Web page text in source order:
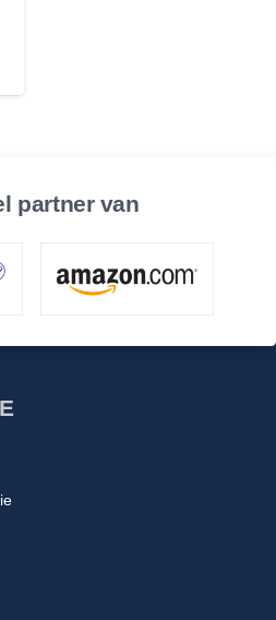
partner van